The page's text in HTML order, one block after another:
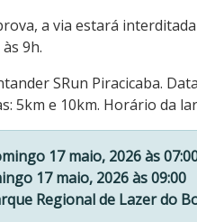
a via estará
9h.
SRun Piracicaba.
5km e 10km. Horário da
17 maio, 2026 às
17 maio, 2026 às 09:00
Regional de Lazer do